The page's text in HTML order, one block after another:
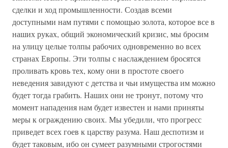
сделки и ход промышленности. Создав всеми
доступными нам путями с помощью золота, которое все в
наших руках, общий экономический кризис, мы бросим
на улицу целые толпы рабочих одновременно во всех
странах Европы. Эти толпы с наслаждением бросятся
проливать кровь тех, кому они в простоте своего
неведения завидуют с детства и чьи имущества им можно
будет тогда грабить. Наших они не тронут, потому что
момент нападения нам будет известен и нами приняты
меры к ограждению своих. Мы убедили, что прогресс
приведет всех гоев к царству разума. Наш деспотизм и
будет таковым, ибо он сумеет разумными строгостями